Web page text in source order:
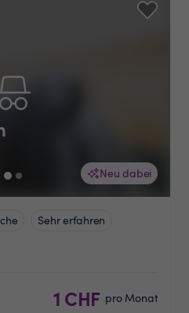
Neu dabei
Sehr erfahren
1 CHF pro Monat